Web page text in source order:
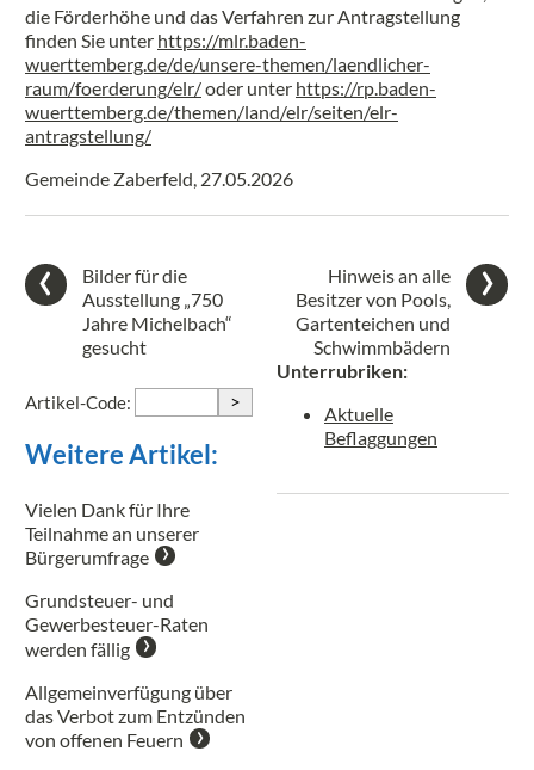
die Förderhöhe und das Verfahren zur Antragstellung
finden Sie unter https://mlr.baden-
wuerttemberg.de/de/unsere-themen/laendlicher-
raum/foerderung/elr/oder unter https://rp.baden-
wuerttemberg.de/themen/land/elr/seiten/elr-
antragstellung/
Gemeinde Zaberfeld, 27.05.2026
Bilder für die
Ausstellung „750
Jahre Michelbach“
gesucht
Hinweis an alle
Besitzer von Pools,
Gartenteichen und
Schwimmbädern
Artikel-Code: >
Weitere Artikel:
Vielen Dank für Ihre
Teilnahme an unserer
Bürgerumfrage
Grundsteuer- und
Gewerbesteuer-Raten
werden fällig
Allgemeinverfügung über
das Verbot zum Entzünden
von offenen Feuern
Unterrubriken:
Aktuelle
Beflaggungen